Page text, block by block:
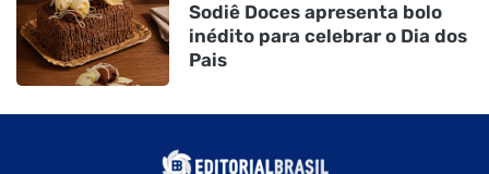
Sodiê Doces apresenta bolo
inédito para celebrar o Dia dos
Pais